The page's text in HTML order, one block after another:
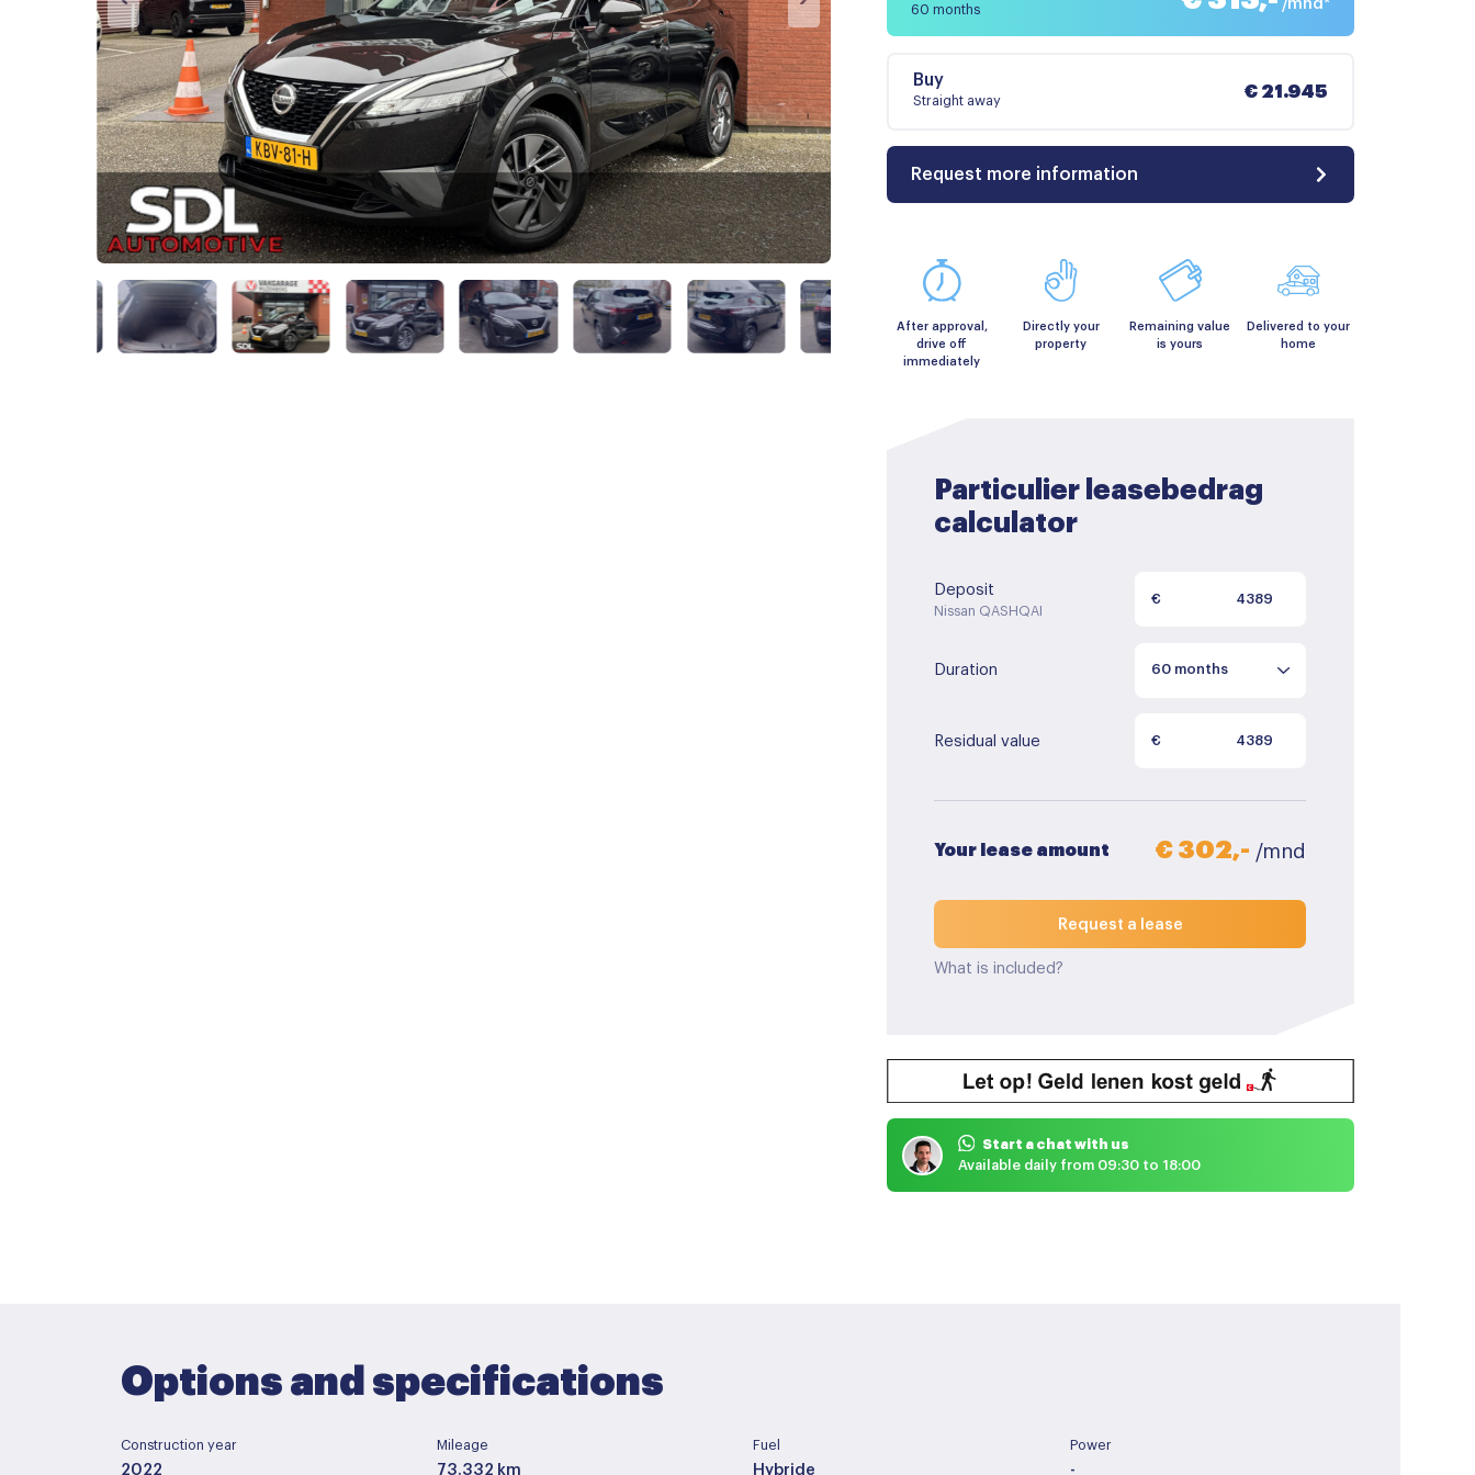
60 months /mnd*
Buy
Straight away
€ 21.945
Request more information
After approval,
drive off
immediately
Directly your
property
Remaining value
is yours
Delivered to your
home
Particulier leasebedrag
calculator
Deposit
Nissan QASHQAI
€
Duration
Residual value €
Your lease amount € 302,- /mnd
Request a lease
What is included?
Start a chat with us
Available daily from 09:30 to 18:00
Options and specifications
Construction year
2022
Mileage
73.332 km
Fuel
Hybride
Power
-